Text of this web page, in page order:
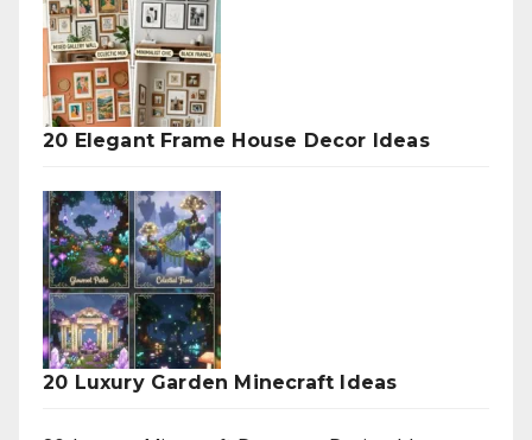
20 Elegant Frame House Decor Ideas
20 Luxury Garden Minecraft Ideas